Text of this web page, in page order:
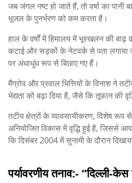
जब जंगल नष्ट हो जाते हैं, तो वर्षा का पानी
भूजल के पुनर्भरण को कम करता है।
हाल के वर्षों में हिमालय में भूस्खलन की बाढ़
कटाई और सड़कों के नेटवर्क से पता लगाया
पर अंधाधुंध रूप से बिछाए गए हैं।
मैंग्रोव और प्रवाल भित्तियों के विनाश ने
भेद्यता को बढ़ा दिया है, जैसे कि तूफान की
तटीय क्षेत्रों के व्यावसायीकरण, विशेष रूप
अनियोजित विकास में वृद्धि हुई है, जिससे
कि दिसंबर 2004 में सुनामी के दौरान
पर्यावरणीय तनाव:- “दिल्ली-